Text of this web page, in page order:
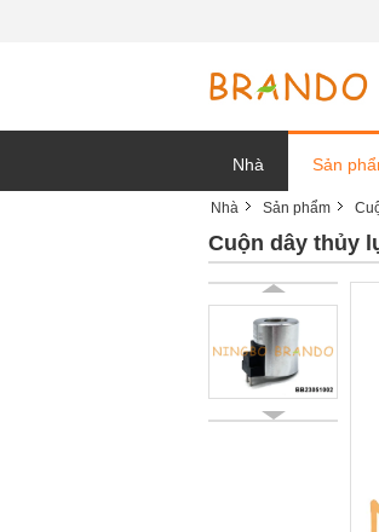
Nhà Sản
Nhà Sản phẩm
Cuộn dây thủy